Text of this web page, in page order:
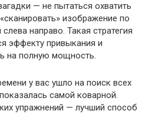
— не пытаться охватить
изображение по
направо. Такая стратегия
эффекту привыкания и
на полную мощность.
у вас ушло на поиск всех
самой коварной.
упражнений — лучший способ